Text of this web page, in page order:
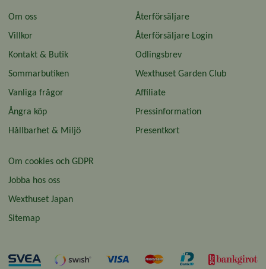
Om oss
Villkor
Kontakt & Butik
Sommarbutiken
Vanliga frågor
Ångra köp
Hållbarhet & Miljö
Återförsäljare
Återförsäljare Login
Odlingsbrev
Wexthuset Garden Club
Affiliate
Pressinformation
Presentkort
Om cookies och GDPR
Jobba hos oss
Wexthuset Japan
Sitemap